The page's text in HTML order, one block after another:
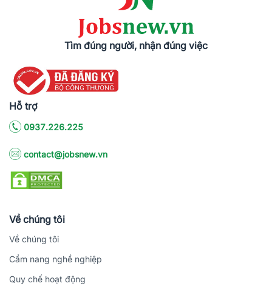
Tìm đúng người, nhận đúng việc
Hỗ trợ
0937.226.225
contact@jobsnew.vn
Về chúng tôi
Về chúng tôi
Cẩm nang nghề nghiệp
Quy chế hoạt động